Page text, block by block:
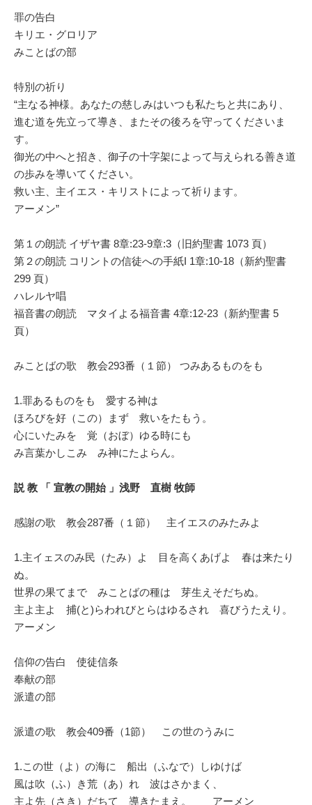
罪の告白
キリエ・グロリア
みことばの部
特別の祈り
“主なる神様。あなたの慈しみはいつも私たちと共にあり、
進む道を先立って導き、またその後ろを守ってくださいま
す。
御光の中へと招き、御子の十字架によって与えられる善き道
の歩みを導いてください。
救い主、主イエス・キリストによって祈ります。
アーメン”
第１の朗読 イザヤ書 8章:23-9章:3（旧約聖書 1073 頁）
第２の朗読 コリントの信徒への手紙I 1章:10-18（新約聖書
299 頁）
ハレルヤ唱
福音書の朗読 マタイよる福音書 4章:12-23（新約聖書 5
頁）
みことばの歌 教会293番（１節） つみあるものをも
1.罪あるものをも 愛する神は
ほろびを好（この）まず 救いをたもう。
心にいたみを 覚（おぼ）ゆる時にも
み言葉かしこみ み神にたよらん。
説 教 「 宣教の開始 」浅野 直樹 牧師
感謝の歌 教会287番（１節） 主イエスのみたみよ
1.主イェスのみ民（たみ）よ 目を高くあげよ 春は来たり
ぬ。
世界の果てまで みことばの種は 芽生えそだちぬ。
主よ主よ 捕(と)らわれびとらはゆるされ 喜びうたえり。
アーメン
信仰の告白 使徒信条
奉献の部
派遣の部
派遣の歌 教会409番（1節） この世のうみに
1.この世（よ）の海に 船出（ふなで）しゆけば
風は吹（ふ）き荒（あ）れ 波はさかまく、
主よ先（さき）だちて 導きたまえ。 アーメン